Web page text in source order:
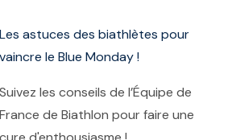
Les astuces des biathlètes pour
vaincre le Blue Monday !
Suivez les conseils de l’Équipe de
France de Biathlon pour faire une